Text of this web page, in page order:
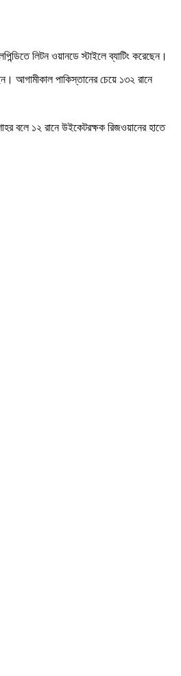
লিটন ওয়ানডে স্টাইলে ব্যাটিং করেছেন।
আগামীকাল পাকিস্তানের চেয়ে ১৩২ রানে
বলে ১২ রানে উইকেটরক্ষক রিজওয়ানের হাতে